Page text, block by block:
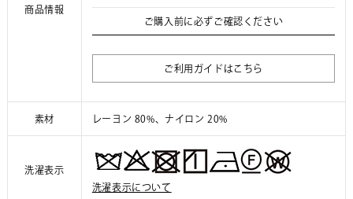
商品情報
ご購入前に必ずご確認ください
ご利用ガイドはこちら
素材 レーヨン 80%、ナイロン 20%
洗濯表示
洗濯表示について